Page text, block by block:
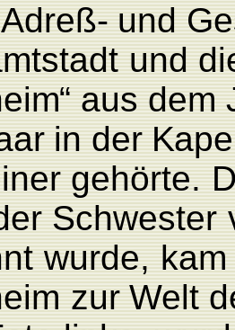
Adreß- und
und
m“ aus dem
in der K
gehörte.
Schwester
wurde, kam
zur Welt